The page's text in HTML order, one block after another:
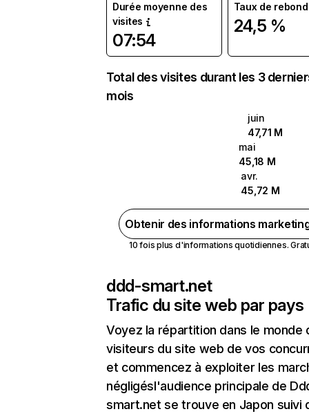
Durée moyenne des
visites
07:54
Taux de rebond
24,5 %
Total des visites durant les 3
mois
juin
47,71 M
mai
45,18 M
avr.
45,72 M
Obtenir des informations
10 fois plus d'informations quotidiennes.
ddd-smart.net
Trafic du site web par pays
Voyez la répartition dans le monde
visiteurs du site web de vos
et commencez à exploiter les
négligésl'audience principale de
smart.net se trouve en Japon suivi